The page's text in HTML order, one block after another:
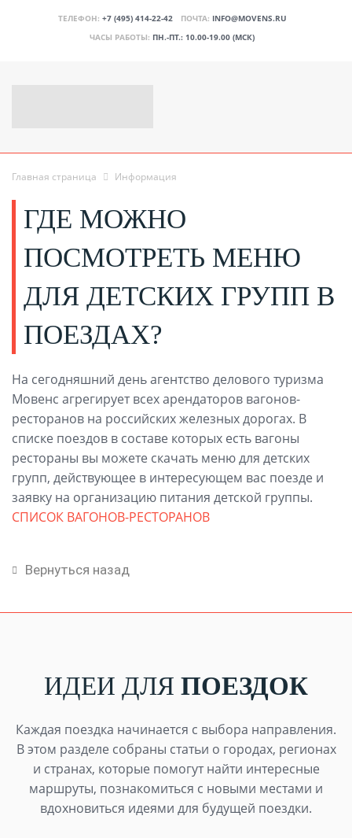
ТЕЛЕФОН: +7 (495) 414-22-42 ПОЧТА: INFO@MOVENS.RU
ЧАСЫ РАБОТЫ: ПН.-ПТ.: 10.00-19.00 (МСК)
Главная страница Информация
ГДЕ МОЖНО
ПОСМОТРЕТЬ МЕНЮ
ДЛЯ ДЕТСКИХ ГРУПП В
ПОЕЗДАХ?
На сегодняшний день агентство делового туризма
Мовенс агрегирует всех арендаторов вагонов-
ресторанов на российских железных дорогах. В
списке поездов в составе которых есть вагоны
рестораны вы можете скачать меню для детских
групп, действующее в интересующем вас поезде и
заявку на организацию питания детской группы.
СПИСОК ВАГОНОВ-РЕСТОРАНОВ
Вернуться назад
ИДЕИ ДЛЯ ПОЕЗДОК
Каждая поездка начинается с выбора направления.
В этом разделе собраны статьи о городах, регионах
и странах, которые помогут найти интересные
маршруты, познакомиться с новыми местами и
вдохновиться идеями для будущей поездки.